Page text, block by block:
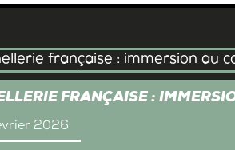
FRANÇAISE :
2026